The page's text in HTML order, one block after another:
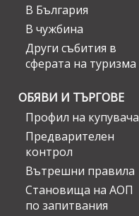
В България
В чужбина
Други събития в
сферата на туризма
ОБЯВИ И ТЪРГОВЕ
Профил на купувача
Предварителен
контрол
Вътрешни правила
Становища на АОП
по запитвания